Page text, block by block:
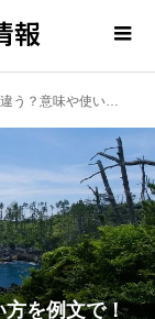
報
を例文で！類語や英語での表現！
方を例文で！